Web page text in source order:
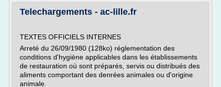
Telechargements - ac-lille.fr
TEXTES OFFICIELS INTERNES
Arreté du 26/09/1980 (128ko) réglementation des
conditions d'hygiène applicables dans les établissements
de restauration où sont préparés, servis ou distribués des
aliments comportant des denrées animales ou d'origine
animale.